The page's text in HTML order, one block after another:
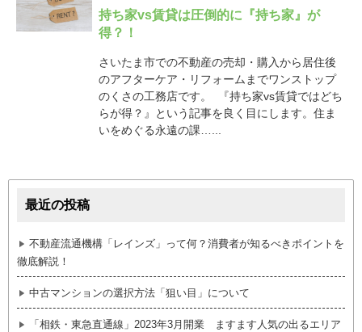
持ち家vs賃貸は圧倒的に『持ち家』が
得？！
さいたま市での不動産の売却・購入から居住後
のアフターケア・リフォームまでワンストップ
のくさの工務店です。 『持ち家vs賃貸ではどち
らが得？』という記事を良く目にします。住ま
いをめぐる永遠の課…...
最近の投稿
不動産流通機構「レインズ」って何？消費者が知るべきポイントを
徹底解説！
中古マンションの選択方法「狙い目」について
「相鉄・東急直通線」2023年3月開業 ますます人気の出るエリア